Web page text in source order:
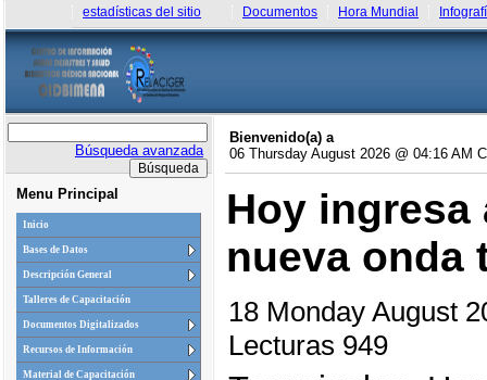
estadísticas del sitio Documentos Hora Mundial
Búsqueda avanzada
Menu Principal
Inicio
Bases de Datos
Descripción General
Talleres de Capacitación
Documentos Digitalizados
Recursos de Información
Material de Capacitación
Bienvenido(a) a
06 Thursday August 2026 @ 04:16 AM
Hoy ingresa
nueva onda
18 Monday August
Lecturas 949